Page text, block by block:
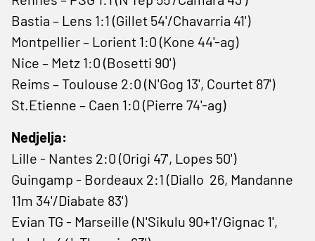
Bastia – Lens 1:1 (Gillet 54'/Chavarria 41')
Montpellier – Lorient 1:0 (Kone 44'-ag)
Nice – Metz 1:0 (Bosetti 90')
Reims – Toulouse 2:0 (N'Gog 13', Courtet 87')
St.Etienne – Caen 1:0 (Pierre 74'-ag)
Nedjelja:
Lille - Nantes 2:0 (Origi 47', Lopes 50')
Guingamp - Bordeaux 2:1 (Diallo 26, Mandanne
11m 34'/Diabate 83')
Evian TG - Marseille (N'Sikulu 90+1'/Gignac 1',